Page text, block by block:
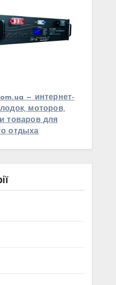
— интернет-
моторов,
товаров для
отдыха